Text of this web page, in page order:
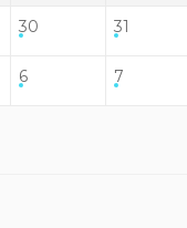
30 31
6 7